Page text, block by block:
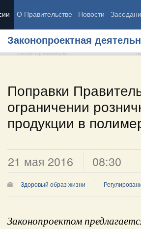
О Правительстве Новости
Законопроектная
Поправки
ограничении
продукции в
21 мая 2016 08:30
Здоровый образ жизни
Законопроектом
Председатель Правительства
Вице-премьеры
Демография
Здоровье
Образование
Государство